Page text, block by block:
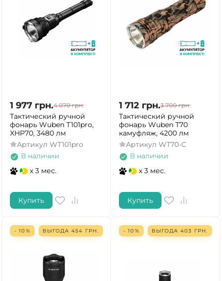
1 977 грн.4 070 грн.
Тактический ручной
фонарь Wuben T101pro,
XHP70, 3480 лм
Артикул WT101pro
В наличии
x 3 мес.
Купить
1 712 грн.3 700 грн.
Тактический ручной
фонарь Wuben T70
камуфляж, 4200 лм
Артикул WT70-C
В наличии
x 3 мес.
Купить
- 10% ВЫГОДА 454 ГРН. - 10% ВЫГОДА 403 ГРН.